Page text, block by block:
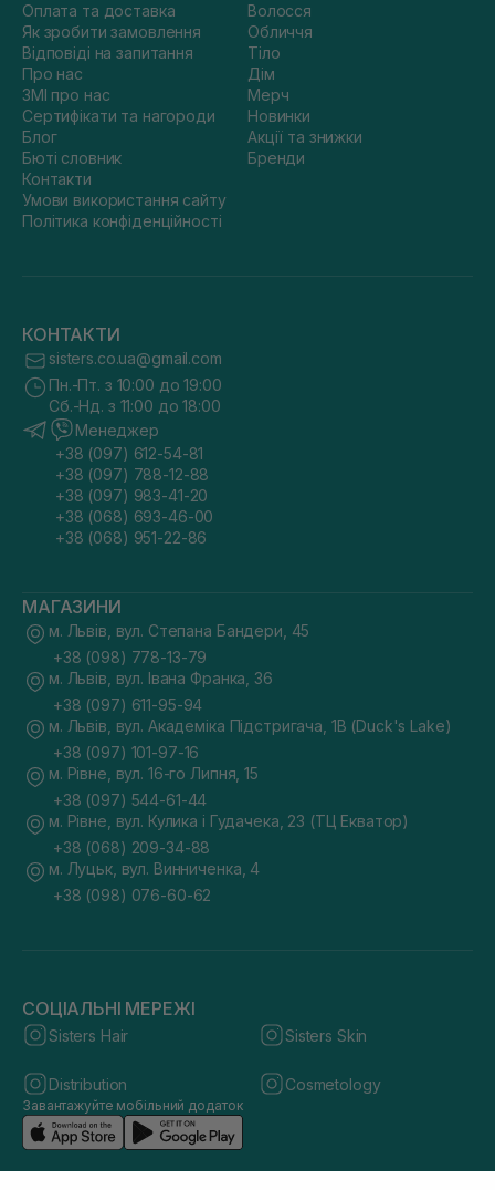
Оплата та доставка
Як зробити замовлення
Відповіді на запитання
Про нас
ЗМІ про нас
Сертифікати та нагороди
Блог
Бюті словник
Контакти
Умови використання сайту
Політика конфіденційності
Волосся
Обличчя
Тіло
Дім
Мерч
Новинки
Акції та знижки
Бренди
КОНТАКТИ
sisters.co.ua@gmail.com
Пн.-Пт. з 10:00 до 19:00
Сб.-Нд. з 11:00 до 18:00
Менеджер
+38 (097) 612-54-81
+38 (097) 788-12-88
+38 (097) 983-41-20
+38 (068) 693-46-00
+38 (068) 951-22-86
МАГАЗИНИ
м. Львів, вул. Степана Бандери, 45
+38 (098) 778-13-79
м. Львів, вул. Івана Франка, 36
+38 (097) 611-95-94
м. Львів, вул. Академіка Підстригача, 1В (Duck's Lake)
+38 (097) 101-97-16
м. Рівне, вул. 16-го Липня, 15
+38 (097) 544-61-44
м. Рівне, вул. Кулика і Гудачека, 23 (ТЦ Екватор)
+38 (068) 209-34-88
м. Луцьк, вул. Винниченка, 4
+38 (098) 076-60-62
СОЦІАЛЬНІ МЕРЕЖІ
Sisters Hair Sisters Skin
Distribution Cosmetology
Завантажуйте мобільний додаток